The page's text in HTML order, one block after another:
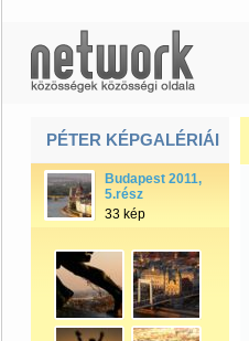
PÉTER KÉPGALÉRIÁI
Budapest 2011,
5.rész
33 kép